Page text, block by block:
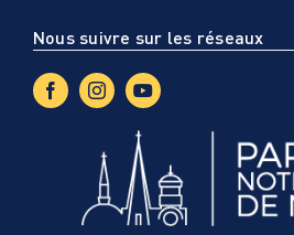
Nous suivre sur les réseaux